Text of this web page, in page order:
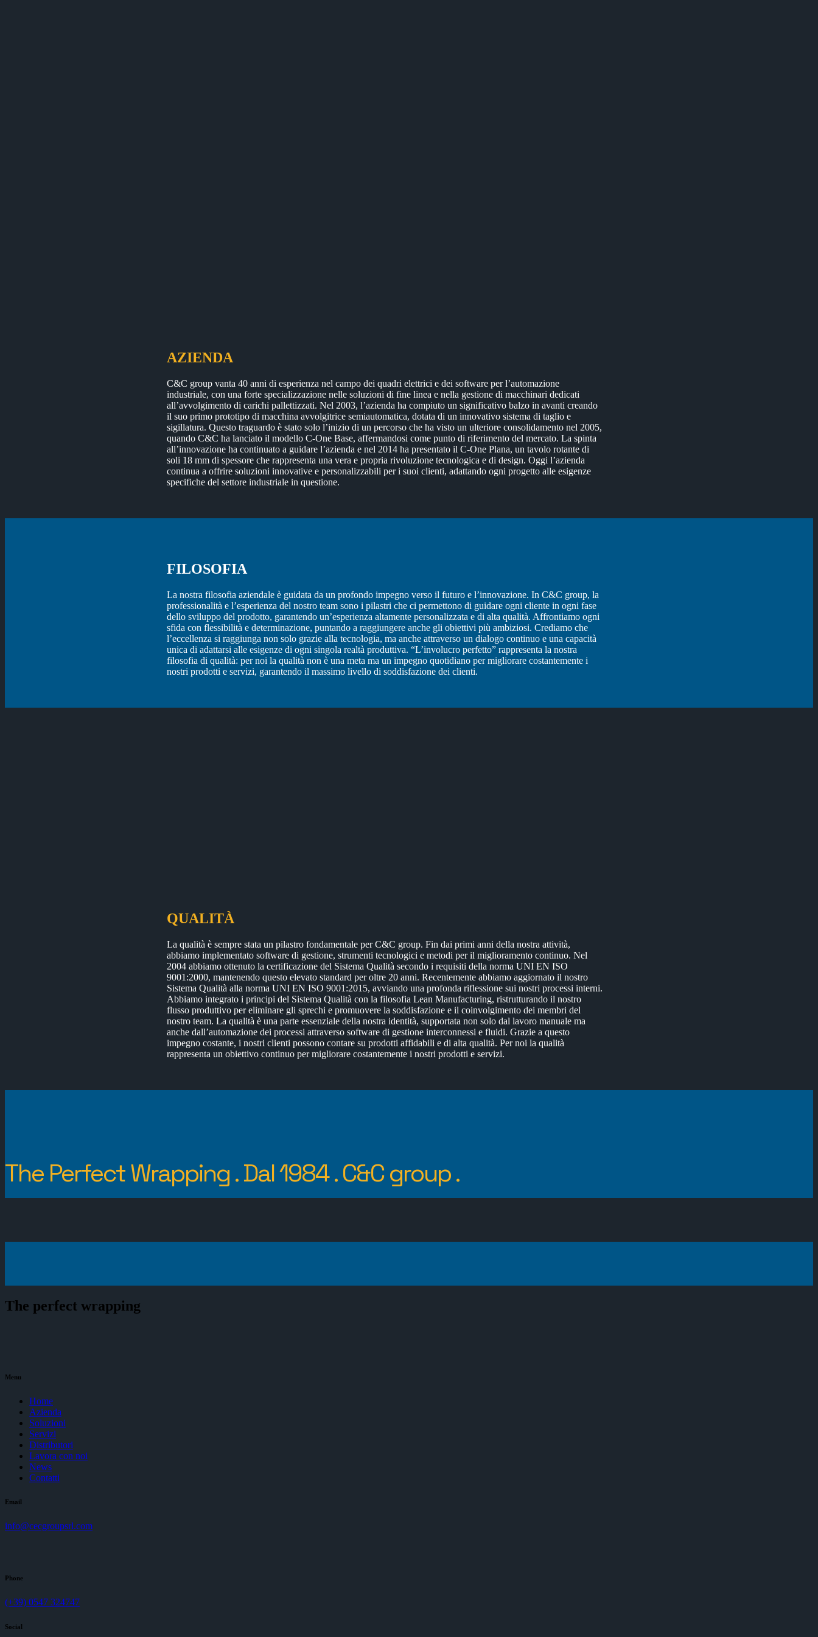
AZIENDA
C&C group vanta 40 anni di esperienza nel campo dei quadri elettrici e dei software per l’automazione
industriale, con una forte specializzazione nelle soluzioni di fine linea e nella gestione di macchinari dedicati
all’avvolgimento di carichi pallettizzati. Nel 2003, l’azienda ha compiuto un significativo balzo in avanti creando
il suo primo prototipo di macchina avvolgitrice semiautomatica, dotata di un innovativo sistema di taglio e
sigillatura. Questo traguardo è stato solo l’inizio di un percorso che ha visto un ulteriore consolidamento nel 2005,
quando C&C ha lanciato il modello C-One Base, affermandosi come punto di riferimento del mercato. La spinta
all’innovazione ha continuato a guidare l’azienda e nel 2014 ha presentato il C-One Plana, un tavolo rotante di
soli 18 mm di spessore che rappresenta una vera e propria rivoluzione tecnologica e di design. Oggi l’azienda
continua a offrire soluzioni innovative e personalizzabili per i suoi clienti, adattando ogni progetto alle esigenze
specifiche del settore industriale in questione.
FILOSOFIA
La nostra filosofia aziendale è guidata da un profondo impegno verso il futuro e l’innovazione. In C&C group, la
professionalità e l’esperienza del nostro team sono i pilastri che ci permettono di guidare ogni cliente in ogni fase
dello sviluppo del prodotto, garantendo un’esperienza altamente personalizzata e di alta qualità. Affrontiamo ogni
sfida con flessibilità e determinazione, puntando a raggiungere anche gli obiettivi più ambiziosi. Crediamo che
l’eccellenza si raggiunga non solo grazie alla tecnologia, ma anche attraverso un dialogo continuo e una capacità
unica di adattarsi alle esigenze di ogni singola realtà produttiva. “L’involucro perfetto” rappresenta la nostra
filosofia di qualità: per noi la qualità non è una meta ma un impegno quotidiano per migliorare costantemente i
nostri prodotti e servizi, garantendo il massimo livello di soddisfazione dei clienti.
QUALITÀ
La qualità è sempre stata un pilastro fondamentale per C&C group. Fin dai primi anni della nostra attività,
abbiamo implementato software di gestione, strumenti tecnologici e metodi per il miglioramento continuo. Nel
2004 abbiamo ottenuto la certificazione del Sistema Qualità secondo i requisiti della norma UNI EN ISO
9001:2000, mantenendo questo elevato standard per oltre 20 anni. Recentemente abbiamo aggiornato il nostro
Sistema Qualità alla norma UNI EN ISO 9001:2015, avviando una profonda riflessione sui nostri processi interni.
Abbiamo integrato i principi del Sistema Qualità con la filosofia Lean Manufacturing, ristrutturando il nostro
flusso produttivo per eliminare gli sprechi e promuovere la soddisfazione e il coinvolgimento dei membri del
nostro team. La qualità è una parte essenziale della nostra identità, supportata non solo dal lavoro manuale ma
anche dall’automazione dei processi attraverso software di gestione interconnessi e fluidi. Grazie a questo
impegno costante, i nostri clienti possono contare su prodotti affidabili e di alta qualità. Per noi la qualità
rappresenta un obiettivo continuo per migliorare costantemente i nostri prodotti e servizi.
The Perfect Wrapping.Dal 1984.C&C group.
The perfect wrapping
Menu
Home
Azienda
Soluzioni
Servizi
Distributori
Lavora con noi
News
Contatti
Email
info@cecgroupsrl.com
Phone
(+39) 0547 324747
Social